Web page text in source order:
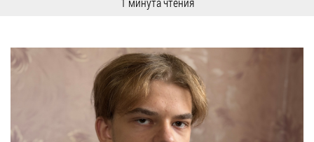
МЕРОПРИЯТИЯ
БЛОГ